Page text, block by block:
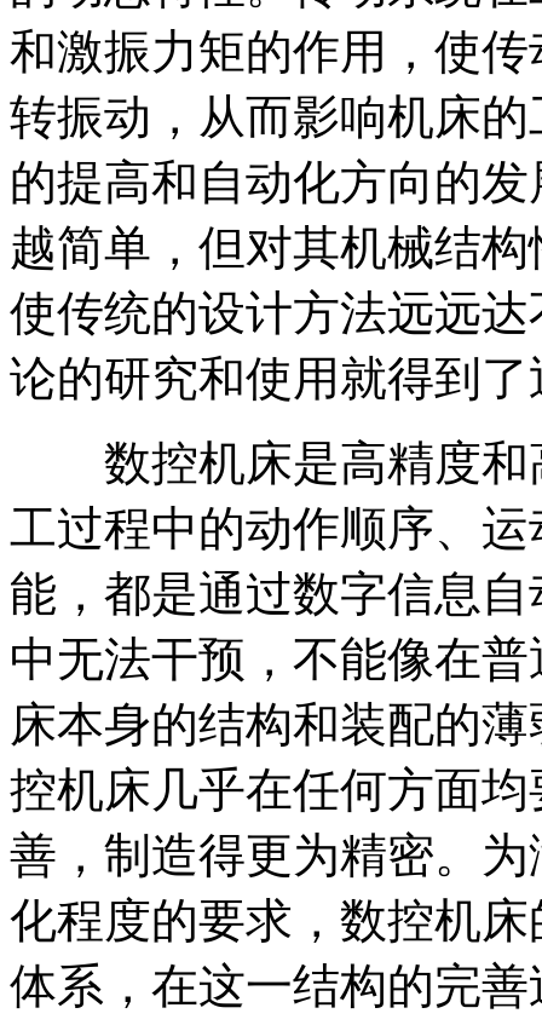
和激振力矩的作用，使
转振动，从而影响机床
的提高和自动化方向的
越简单，但对其机械结
使传统的设计方法远远
论的研究和使用就得到
数控机床是高精度和
工过程中的动作顺序、
能，都是通过数字信息
中无法干预，不能像在
床本身的结构和装配的
控机床几乎在任何方面
善，制造得更为精密。
化程度的要求，数控机
体系，在这一结构的完